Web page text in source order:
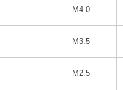
M4.0
M3.5
M2.5